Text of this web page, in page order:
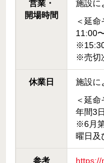
営業・
開場時間
施設に
＜延命
11:00
※売切
休業日
施設に
＜延命
年間3日
※6月
曜日及
参考
https://